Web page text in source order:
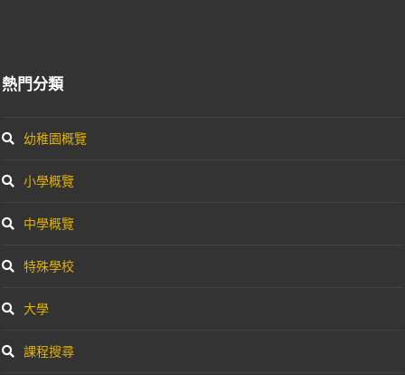
熱門分類
幼稚園概覽
小學概覽
中學概覽
特殊學校
大學
課程搜尋